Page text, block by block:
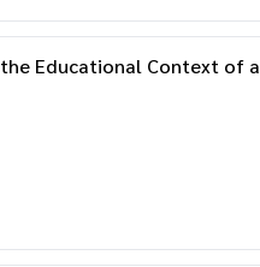
the Educational Context of a